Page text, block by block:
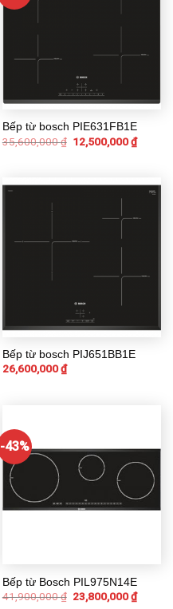
Bếp từ bosch PIE631FB1E
35,600,000₫ 12,500,000₫
Bếp từ bosch PIJ651BB1E
26,600,000₫
-43%
Bếp từ Bosch PIL975N14E
41,900,000₫ 23,800,000₫